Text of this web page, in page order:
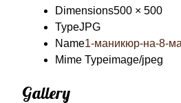
Dimensions500 × 500
TypeJPG
Name1-маникюр-на-8-
Mime Typeimage/jpeg
Gallery